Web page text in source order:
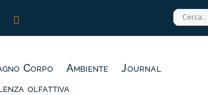

Corpo Ambiente
Journal
olfattiva